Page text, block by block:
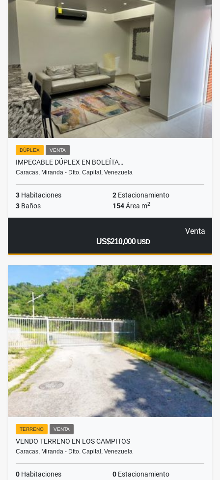
DÚPLEX VENTA
IMPECABLE DÚPLEX EN BOLEÍTA…
Caracas, Miranda - Dtto. Capital, Venezuela
3 Habitaciones 2 Estacionamiento
3 Baños 154Área m2
Venta
US$210,000USD
TERRENO VENTA
VENDO TERRENO EN LOS CAMPITOS
Caracas, Miranda - Dtto. Capital, Venezuela
0 Habitaciones 0 Estacionamiento